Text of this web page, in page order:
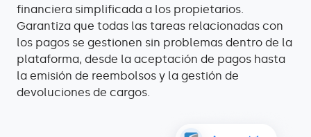
financiera simplificada a los propietarios.
Garantiza que todas las tareas relacionadas con
los pagos se gestionen sin problemas dentro de la
plataforma, desde la aceptación de pagos hasta
la emisión de reembolsos y la gestión de
devoluciones de cargos.